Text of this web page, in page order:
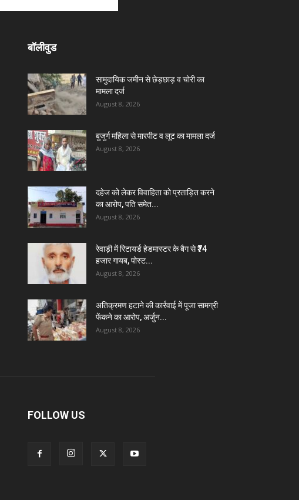
बॉलीवुड
सामुदायिक जमीन से छेड़छाड़ व चोरी का
मामला दर्ज
August 8, 2026
बुजुर्ग महिला से मारपीट व लूट का मामला दर्ज
August 8, 2026
दहेज को लेकर विवाहिता को प्रताड़ित करने
का आरोप, पति समेत...
August 8, 2026
रेवाड़ी में रिटायर्ड हेडमास्टर के बैग से ₹74
हजार गायब, पोस्ट...
August 8, 2026
अतिक्रमण हटाने की कार्रवाई में पूजा सामग्री
फेंकने का आरोप, अर्जुन...
August 8, 2026
FOLLOW US